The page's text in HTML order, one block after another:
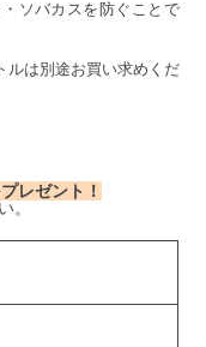
ソバカスを防ぐことで
は別途お買い求めくだ
レゼント！
。